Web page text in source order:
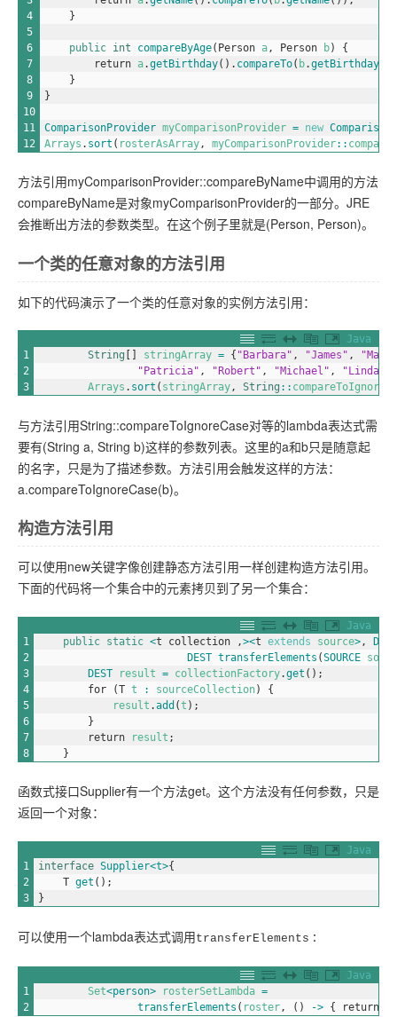
4
5
6
7
8
9
10
11
12
}
public int compareByAge( Person a , Person b)
{
return a.getBirthday( ) . compareTo( b.getBirthday
}
}
ComparisonProvider myComparisonProvider = new
Arrays . sort ( rosterAsArray , myComparisonProvider::
方法引用myComparisonProvider::compareByName中调用的方法
compareByName是对象myComparisonProvider的一部分。JRE
会推断出方法的参数类型。在这个例子里就是(Person, Person)。
一个类的任意对象的方法引用
如下的代码演示了一个类的任意对象的实例方法引用：
Java
1
2
3
String stringArray = { "Barbara" , "James" ,
"Mary"
"Patricia" , "Robert" , "Michael" , "Linda"
Arrays . sort ( stringArray, String ::
与方法引用String::compareToIgnoreCase对等的lambda表达式需
要有(String a, String b)这样的参数列表。这里的a和b只是随意起
的名字，只是为了描述参数。方法引用会触发这样的方法：
a.compareToIgnoreCase(b)。
构造方法引用
可以使用new关键字像创建静态方法引用一样创建构造方法引用。
下面的代码将一个集合中的元素拷贝到了另一个集合：
Java
1
2
3
4
5
6
7
8
public static <t collection ,><t extends source>,
DEST transferElements (SOURCE
DEST
result = collectionFactory.get ( ) ;
for
(T t : sourceCollection)
{
result .add (t ) ;
}
return
result ;
}
函数式接口Supplier有一个方法get。这个方法没有任何参数，只是
返回一个对象：
Java
1
2
3
interface Supplier<t>{
T get ( ) ;
}
可以使用一个lambda表达式调用transferElements ：
Java
1
2
Set<person> rosterSetLambda =
transferElements ( roster, ( ) -> { return